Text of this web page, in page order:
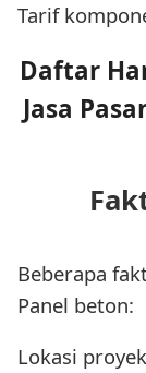
Tarif
Daftar
Jasa
Beberapa
Panel beton:
Lokasi